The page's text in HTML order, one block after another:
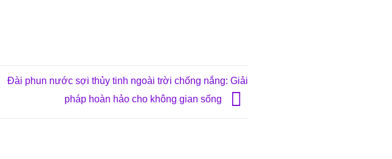
Đài phun nước sợi thủy tinh ngoài trời chống nắng: Giải
pháp hoàn hảo cho không gian sống